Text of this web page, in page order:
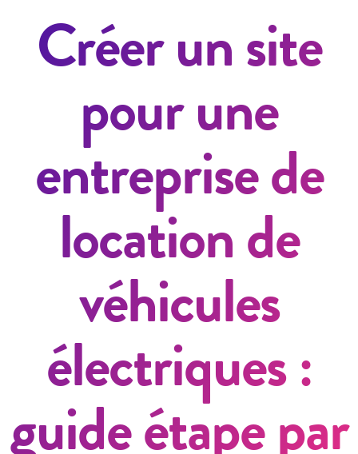
Créer un site
pour une
entreprise de
location de
véhicules
électriques :
guide étape par